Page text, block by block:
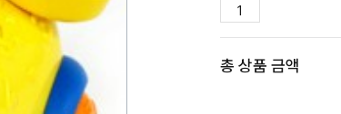
총 상품 금액